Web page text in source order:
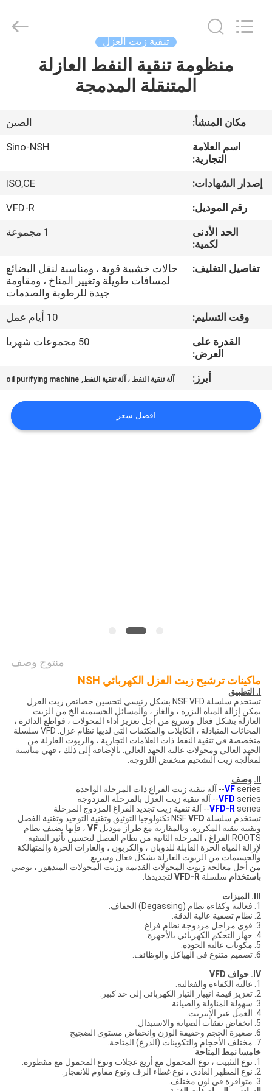
الصفحة
منتجات
معلومات
عنا
جولة
المعمل
الجودة
أخبار
Manufacture
تنقية زيت العزل
منظومة تنقية النفط العازلة
المتنقلة المدمجة
مكان المنشأ:
الصين
اسم العلامة
التجارية:
Sino-NSH
إصدار الشهادات:
ISO,CE
رقم الموديل:
VFD-R
الحد الأدنى
لكمية:
1 مجموعة
تفاصيل التغليف:
حالات خشبية قوية ، ومناسبة لنقل البضائع
لمسافات طويلة وتغيير المناخ ، ومقاومة
جيدة للرطوبة والصدمات
وقت التسليم:
10 أيام عمل
القدرة على
العرض:
50 مجموعات شهريا
أبرز: آلة تنقية النفط ، آلة تنقية النفط,
oil purifying machine
افضل سعر
منتوج وصف
ماكينات ترشيح زيت العزل الكهربائي NSH
تستخدم سلسلة NSF VFD بشكل رئيسي لتحسين خصائص زيت العزل.
يمكن إزالة المياه النزرة ، والغاز ، والمسائل الجسيمية الخ من الزيت
العازلة بشكل فعال وسريع من أجل تعزيز أداء المحولات ، قواطع الدائرة ،
المحاثات المتبادلة ، الكابلات والمكثفات التي لديها نظام عزل. VFD سلسلة
متخصصة في تنقية النفط ذات العلامات التجارية ، والزيوت العازلة من
الجهد العالي ومحولات عالية الجهد العالي. بالإضافة إلى ذلك ، فهي مناسبة
لمعالجة زيت التشحيم منخفض اللزوجة.
وصف
VFseries-- آلة تنقية زيت الفراغ ذات المرحلة الواحدة
VFD series-- آلة تنقية زيت العزل بالمرحلة المزدوجة
VFD-Rseries-- آلة تنقية زيت تجديد الفراغ المزدوج المرحلة
تستخدم سلسلة NSF VFD
تكنولوجيا التوثيق وتقنية التوحيد وتقنية الفصل
وتقنية تنقية المكررة. وبالمقارنة مع طراز موديل VF، فإنها تضيف نظام
ROOTS الفراغ ، المرحلة الثانية من نظام الفصل لتحسين تأثير التنقية.
لإزالة المياه الحرة القابلة للذوبان ، والكربون ، والغازات الحرة والمتهالكة
والجسيمات من الزيوت العازلة بشكل فعال وسريع.
من أجل معالجة زيوت المحولات القديمة وزيت المحولات المتدهور ، نوصي
باستخدام سلسلة VFD-Rلتجديدها.
الميزات
1. فعالية وكفاءة نظام (Degassing) الجفاف.
2. نظام تصفية عالية الدقة.
3. قوي مراحل مزدوجة نظام فراغ.
4. جهاز التحكم الكهربائي بالأجهزة.
5. مكونات عالية الجودة.
6. تصميم متنوع في الهياكل والوظائف.
IV.
حواف VFD
1. عالية الكفاءة والفعالية.
2. تعزيز قيمة انهيار التيار الكهربائي إلى حد كبير.
3. سهولة المناولة والصيانة.
4. العمل عبر الإنترنت.
5. انخفاض نفقات الصيانة والاستبدال.
6. صغيرة الحجم وخفيفة الوزن وانخفاض مستوى الضجيج
7. مختلف الأحجام والتكوينات (الدرع) المتاحة.
خامسا نمط المتاحة
1. نوع التثبيت ، نوع المحمول مع أربع عجلات ونوع المحمول مع مقطورة.
2. نوع المظهر العادي ، نوع غطاء الرف ونوع مقاوم للانفجار.
3. متوافرة في لون مختلف.